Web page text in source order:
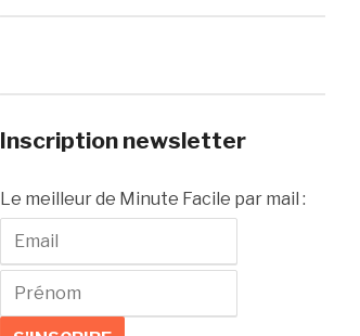
Inscription newsletter
Le meilleur de Minute Facile par mail :